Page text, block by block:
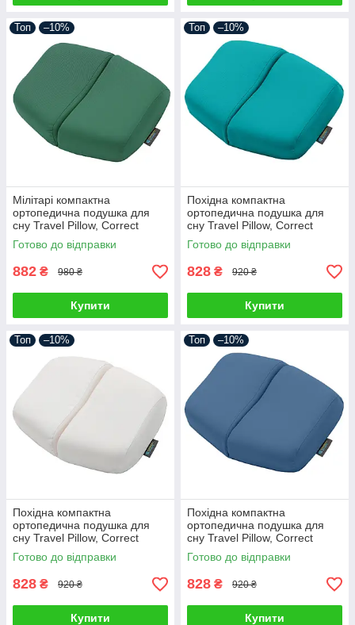
Топ –10%
Мілітарі компактна
ортопедична подушка для
сну Travel Pillow, Correct
Shape® (розмір ХL)
трав'яний
Готово до відправки
882 ₴ 980 ₴
Купити
Топ –10%
Похідна компактна
ортопедична подушка для
сну Travel Pillow, Correct
Shape® (розмір L)
смарагдовий
Готово до відправки
828 ₴ 920 ₴
Купити
Топ –10%
Похідна компактна
ортопедична подушка для
сну Travel Pillow, Correct
Shape® (розмір L) айворі
Готово до відправки
828 ₴ 920 ₴
Купити
Топ –10%
Похідна компактна
ортопедична подушка для
сну Travel Pillow, Correct
Shape® (розмір L) смальта
Готово до відправки
828 ₴ 920 ₴
Купити